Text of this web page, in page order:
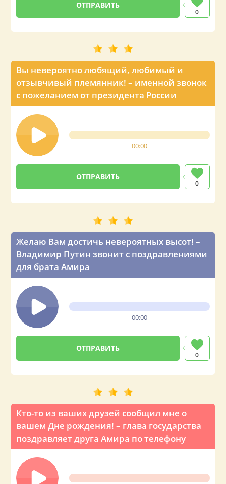
0
Вы невероятно любящий, любимый и
отзывчивый племянник! – именной звонок
с пожеланием от президента России
00:00
0
Желаю Вам достичь невероятных высот! –
Владимир Путин звонит с поздравлениями
для брата Амира
00:00
0
Кто-то из ваших друзей сообщил мне о
вашем Дне рождения! – глава государства
поздравляет друга Амира по телефону